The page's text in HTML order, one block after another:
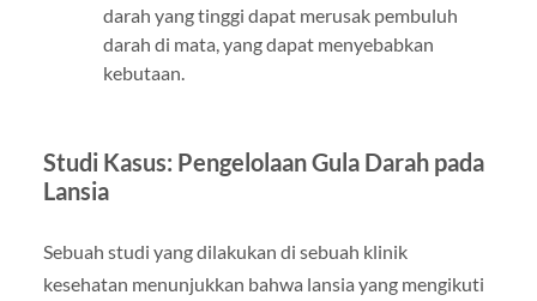
darah yang tinggi dapat merusak pembuluh
darah di mata, yang dapat menyebabkan
kebutaan.
Studi Kasus: Pengelolaan Gula Darah pada
Lansia
Sebuah studi yang dilakukan di sebuah klinik
kesehatan menunjukkan bahwa lansia yang mengikuti